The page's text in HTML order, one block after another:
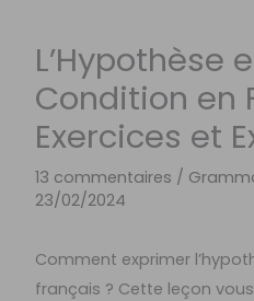
L’Hypothèse
Condition en
Exercices et
13 commentaires /
23/02/2024
Comment exprimer
français ? Cette leçon